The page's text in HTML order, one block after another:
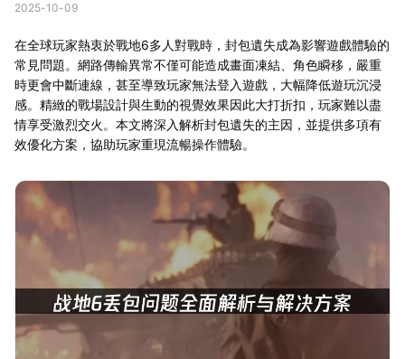
2025-10-09
在全球玩家熱衷於戰地6多人對戰時，封包遺失成為影響遊戲體驗的
常見問題。網路傳輸異常不僅可能造成畫面凍結、角色瞬移，嚴重
時更會中斷連線，甚至導致玩家無法登入遊戲，大幅降低遊玩沉浸
感。精緻的戰場設計與生動的視覺效果因此大打折扣，玩家難以盡
情享受激烈交火。本文將深入解析封包遺失的主因，並提供多項有
效優化方案，協助玩家重現流暢操作體驗。